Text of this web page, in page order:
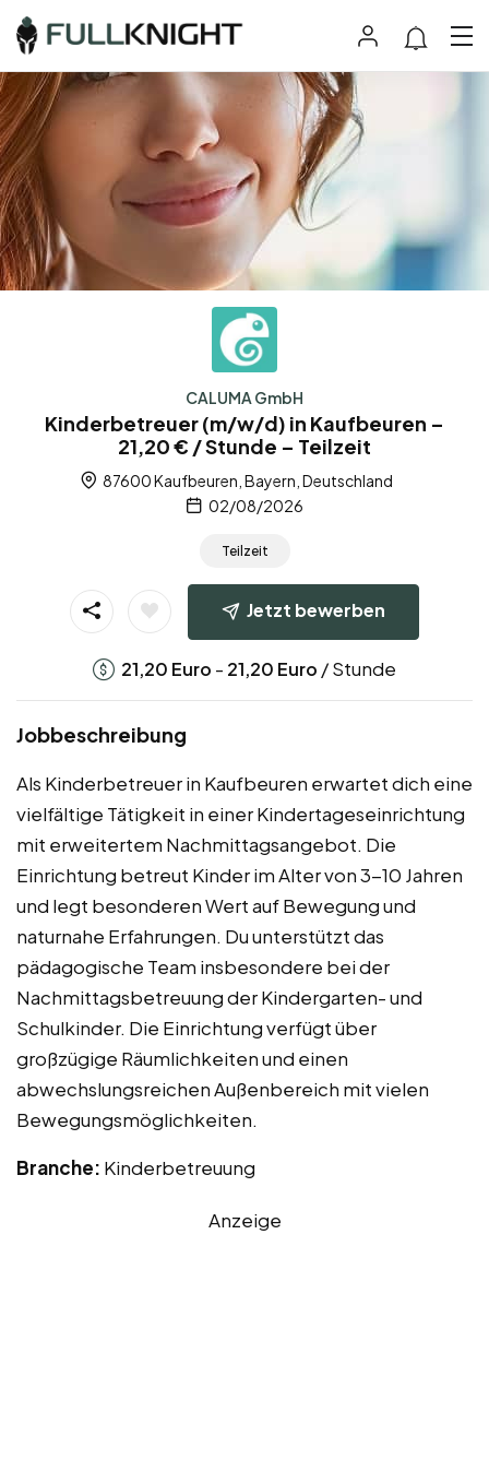
CALUMA GmbH
Kinderbetreuer (m/w/d) in Kaufbeuren –
21,20 € / Stunde – Teilzeit
87600 Kaufbeuren, Bayern, Deutschland
02/08/2026
Teilzeit
Jetzt bewerben
21,20 Euro - 21,20 Euro / Stunde
Jobbeschreibung
Als Kinderbetreuer in Kaufbeuren erwartet dich eine
vielfältige Tätigkeit in einer Kindertageseinrichtung
mit erweitertem Nachmittagsangebot. Die
Einrichtung betreut Kinder im Alter von 3-10 Jahren
und legt besonderen Wert auf Bewegung und
naturnahe Erfahrungen. Du unterstützt das
pädagogische Team insbesondere bei der
Nachmittagsbetreuung der Kindergarten- und
Schulkinder. Die Einrichtung verfügt über
großzügige Räumlichkeiten und einen
abwechslungsreichen Außenbereich mit vielen
Bewegungsmöglichkeiten.
Branche: Kinderbetreuung
Anzeige